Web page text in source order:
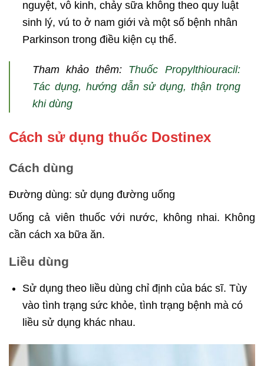
nguyệt, vô kinh, chảy sữa không theo quy luật
sinh lý, vú to ở nam giới và một số bệnh nhân
Parkinson trong điều kiện cụ thể.
Tham khảo thêm: Thuốc Propylthiouracil:
Tác dụng, hướng dẫn sử dụng, thận trọng
khi dùng
Cách sử dụng thuốc Dostinex
Cách dùng
Đường dùng: sử dụng đường uống
Uống cả viên thuốc với nước, không nhai. Không
cần cách xa bữa ăn.
Liều dùng
Sử dụng theo liều dùng chỉ định của bác sĩ. Tùy
vào tình trạng sức khỏe, tình trạng bệnh mà có
liều sử dụng khác nhau.